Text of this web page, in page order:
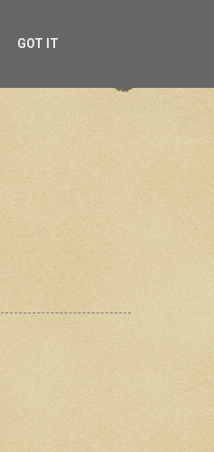
GOT IT